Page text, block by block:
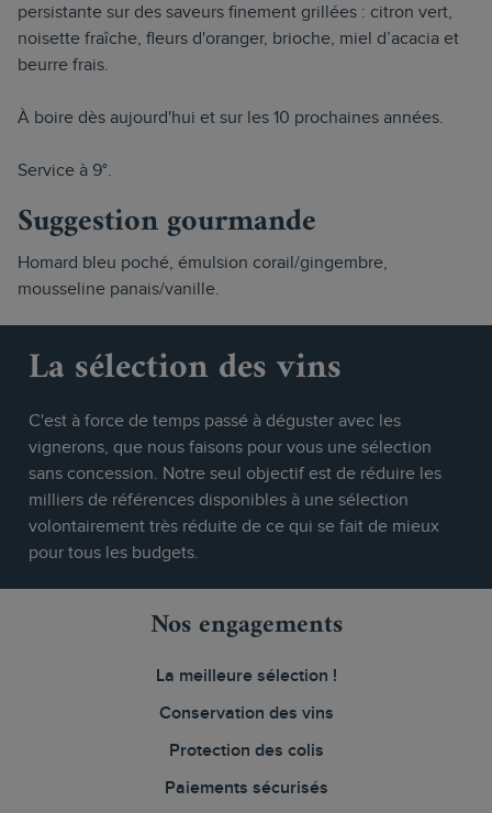
persistante sur des saveurs finement grillées : citron vert,
noisette fraîche, fleurs d'oranger, brioche, miel d’acacia et
beurre frais.
À boire dès aujourd'hui et sur les 10 prochaines années.
Service à 9°.
Suggestion gourmande
Homard bleu poché, émulsion corail/gingembre,
mousseline panais/vanille.
La sélection des vins
C'est à force de temps passé à déguster avec les
vignerons, que nous faisons pour vous une sélection
sans concession. Notre seul objectif est de réduire les
milliers de références disponibles à une sélection
volontairement très réduite de ce qui se fait de mieux
pour tous les budgets.
Nos engagements
La meilleure sélection !
Conservation des vins
Protection des colis
Paiements sécurisés